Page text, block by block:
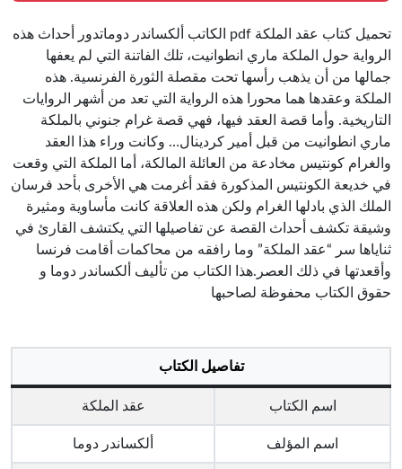
تحميل كتاب عقد الملكة pdf الكاتب ألكساندر دوماتدور أحداث هذه
الرواية حول الملكة ماري انطوانيت، تلك الفاتنة التي لم يعفها
جمالها من أن يذهب رأسها تحت مقصلة الثورة الفرنسية. هذه
الملكة وعقدها هما محورا هذه الرواية التي تعد من أشهر الروايات
التاريخية. وأما قصة العقد فيها، فهي قصة غرام جنوني بالملكة
ماري انطوانيت من قبل أمير كردينال… وكانت وراء هذا العقد
والغرام كونتيس مخادعة من العائلة المالكة، أما الملكة التي وقعت
في خديعة الكونتيس المذكورة فقد أغرمت هي الأخرى بأحد فرسان
الملك الذي بادلها الغرام ولكن هذه العلاقة كانت مأساوية ومثيرة
وشيقة تكشف أحداث القصة عن تفاصيلها التي يكتشف القارئ في
ثناياها سر “عقد الملكة” وما رافقه من محاكمات أقامت فرنسا
وأقعدتها في ذلك العصر.هذا الكتاب من تأليف ألكساندر دوما و
حقوق الكتاب محفوظة لصاحبها
تفاصيل الكتاب
اسم الكتاب عقد الملكة
اسم المؤلف ألكساندر دوما